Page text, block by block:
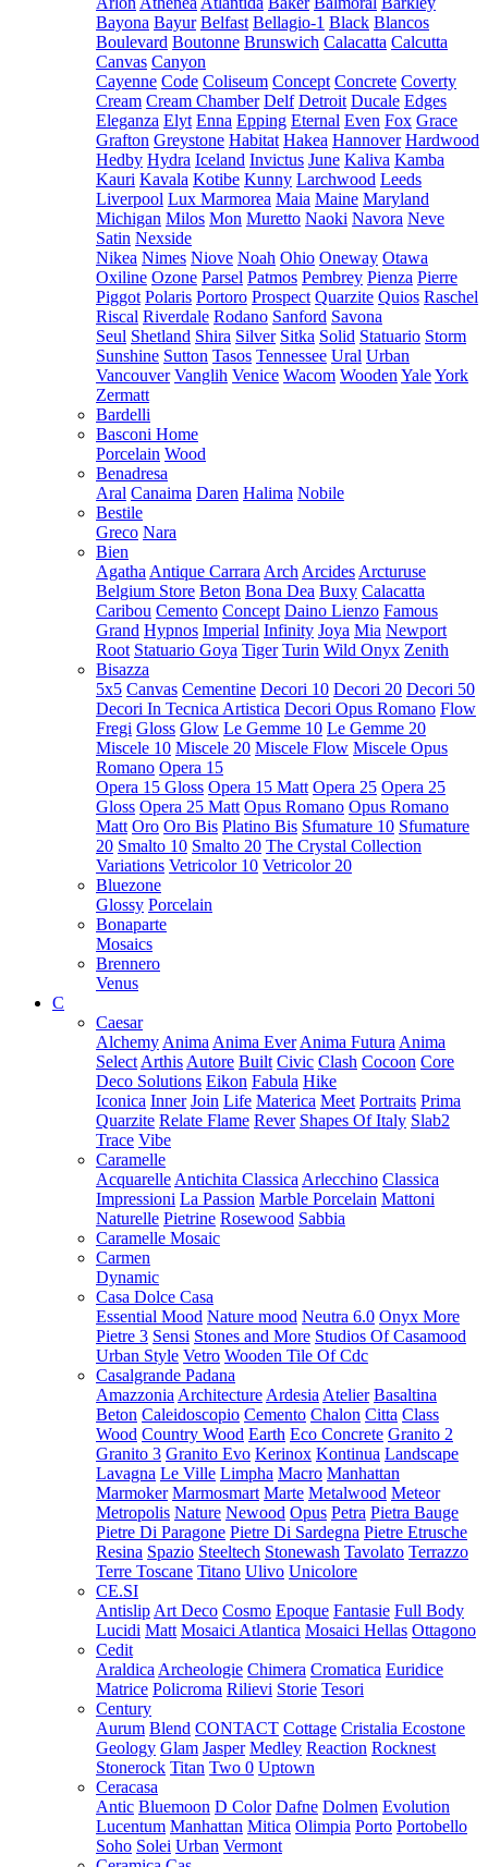
Bayona Bayur Belfast Bellagio-1 Black Blancos
Boulevard Boutonne Brunswich Calacatta Calcutta
Canvas Canyon
Cayenne Code Coliseum Concept Concrete Coverty
Cream Cream Chamber Delf Detroit Ducale Edges
Eleganza Elyt Enna Epping Eternal Even Fox Grace
Grafton Greystone Habitat Hakea Hannover Hardwood
Hedby Hydra Iceland Invictus June Kaliva Kamba
Kauri Kavala Kotibe Kunny Larchwood Leeds
Liverpool Lux Marmorea Maia Maine Maryland
Michigan Milos Mon Muretto Naoki Navora Neve
Satin Nexside
Nikea Nimes Niove Noah Ohio Oneway Otawa
Oxiline Ozone Parsel Patmos Pembrey Pienza Pierre
Piggot Polaris Portoro Prospect Quarzite Quios Raschel
Riscal Riverdale Rodano Sanford Savona
Seul Shetland Shira Silver Sitka Solid Statuario Storm
Sunshine Sutton Tasos Tennessee Ural Urban
Vancouver Vanglih Venice Wacom Wooden YaleYork
Zermatt
Bardelli
Basconi Home
Porcelain Wood
Benadresa
Aral Canaima Daren Halima Nobile
Bestile
Greco Nara
Bien
Agatha Antique Carrara Arch Arcides Arcturuse
Belgium Store Beton Bona Dea Buxy Calacatta
Caribou Cemento Concept Daino Lienzo Famous
Grand Hypnos Imperial Infinity Joya Mia Newport
Root Statuario Goya Tiger Turin Wild Onyx Zenith
Bisazza
5x5 Canvas Cementine Decori 10 Decori 20 Decori 50
Decori In Tecnica Artistica Decori Opus Romano Flow
Fregi Gloss Glow Le Gemme 10 Le Gemme 20
Miscele 10 Miscele 20 Miscele Flow Miscele Opus
Romano Opera 15
Opera 15 Gloss Opera 15 Matt Opera 25 Opera 25
Gloss Opera 25 Matt Opus Romano Opus Romano
Matt Oro Oro Bis Platino Bis Sfumature 10 Sfumature
20 Smalto 10 Smalto 20 The Crystal Collection
Variations Vetricolor 10 Vetricolor 20
Bluezone
Glossy Porcelain
Bonaparte
Mosaics
Brennero
Venus
C
Caesar
Alchemy Anima Anima Ever Anima Futura Anima
Select Arthis Autore Built Civic Clash Cocoon Core
Deco Solutions Eikon Fabula Hike
Iconica Inner Join Life Materica Meet Portraits Prima
Quarzite Relate Flame Rever Shapes Of Italy Slab2
Trace Vibe
Caramelle
Acquarelle Antichita Classica Arlecchino Classica
Impressioni La Passion Marble Porcelain Mattoni
Naturelle Pietrine Rosewood Sabbia
Caramelle Mosaic
Carmen
Dynamic
Casa Dolce Casa
Essential Mood Nature mood Neutra 6.0 Onyx More
Pietre 3 Sensi Stones and More Studios Of Casamood
Urban Style Vetro Wooden Tile Of Cdc
Casalgrande Padana
Amazzonia Architecture Ardesia Atelier Basaltina
Beton Caleidoscopio Cemento Chalon Citta Class
Wood Country Wood Earth Eco Concrete Granito 2
Granito 3 Granito Evo Kerinox Kontinua Landscape
Lavagna Le Ville Limpha Macro Manhattan
Marmoker Marmosmart Marte Metalwood Meteor
Metropolis Nature Newood Opus Petra Pietra Bauge
Pietre Di Paragone Pietre Di Sardegna Pietre Etrusche
Resina Spazio Steeltech Stonewash Tavolato Terrazzo
Terre Toscane Titano Ulivo Unicolore
CE.SI
Antislip Art Deco Cosmo Epoque Fantasie Full Body
Lucidi Matt Mosaici Atlantica Mosaici Hellas Ottagono
Cedit
Araldica Archeologie Chimera Cromatica Euridice
Matrice Policroma Rilievi Storie Tesori
Century
Aurum Blend CONTACT Cottage Cristalia Ecostone
Geology Glam Jasper Medley Reaction Rocknest
Stonerock Titan Two 0 Uptown
Ceracasa
Antic Bluemoon D Color Dafne Dolmen Evolution
Lucentum Manhattan Mitica Olimpia Porto Portobello
Soho Solei Urban Vermont